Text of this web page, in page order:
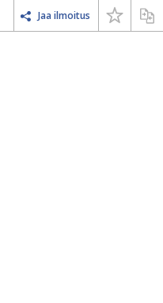
Jaa ilmoitus